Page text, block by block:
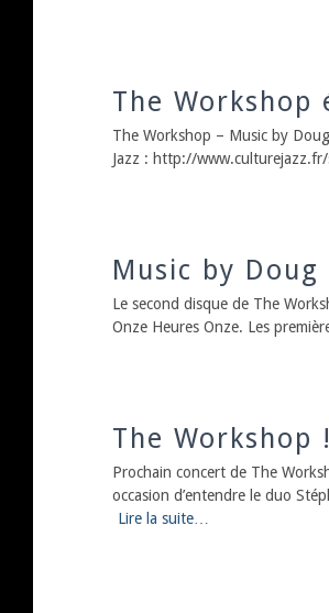
The Workshop
The Workshop – Music by
Jazz : http://
Music by Doug
Le second disque de The
Onze Heures Onze. Les
The Workshop
Prochain concert de The
occasion d’entendre le duo
Lire la suite…